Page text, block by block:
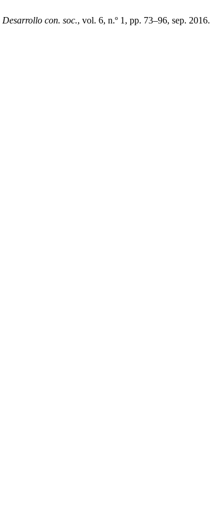
Desarrollo con. soc., vol. 6, n.º 1, pp. 73–96, sep. 2016.